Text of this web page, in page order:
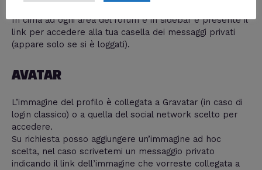
In cima ad ogni area del forum e in sidebar è presente il
link per accedere alla tua casella dei messaggi privati
(appare solo se si è loggati).
AVATAR
L’immagine del profilo è collegata a Gravatar (in caso di
login classico) o a quella del social network scelto per
accedere.
Su richiesta posso aggiungere un’immagine ad hoc
scelta, nel caso scrivetemi un messaggio privato
indicando il link dell’immagine che vorreste collegata a